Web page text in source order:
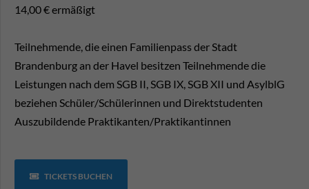
14,00 € ermäßigt
Teilnehmende, die einen Familienpass der Stadt
Brandenburg an der Havel besitzen Teilnehmende die
Leistungen nach dem SGB II, SGB IX, SGB XII und AsylblG
beziehen Schüler/Schülerinnen und Direktstudenten
Auszubildende Praktikanten/Praktikantinnen
TICKETS BUCHEN